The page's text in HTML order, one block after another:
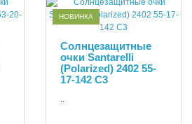
НОВИНКА
Солнцезащитные
очки Santarelli
(Polarized) 2402 55-
17-142 С3
..